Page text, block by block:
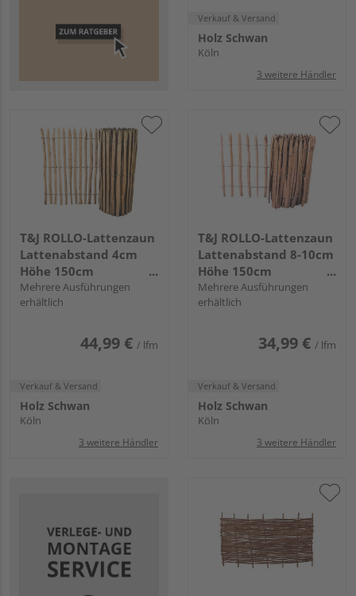
Verkauf & Versand
Holz Schwan
Köln
3 weitere Händler
T&J ROLLO-Lattenzaun
Lattenabstand 4cm
Höhe 150cm
Rollenlänge 5 m
Mehrere Ausführungen
erhältlich
44,99 € / lfm
Verkauf & Versand
Holz Schwan
Köln
3 weitere Händler
T&J ROLLO-Lattenzaun
Lattenabstand 8-10cm
Höhe 150cm
Rollenlänge 5 m
Mehrere Ausführungen
erhältlich
34,99 € / lfm
Verkauf & Versand
Holz Schwan
Köln
3 weitere Händler